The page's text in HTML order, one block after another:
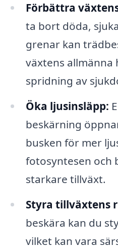
Förbättra
ta bort döda,
grenar kan
växtens allmänna
spridning av
Öka ljusinsläpp:
beskärning
busken för mer
fotosyntesen och
starkare tillväxt.
Styra tillväxtens
beskära kan du
vilket kan vara